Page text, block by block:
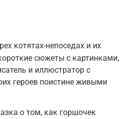
котятах-непоседах и их
сюжеты с картинками,
и иллюстратор с
героев поистине живыми
о том, как горшочек